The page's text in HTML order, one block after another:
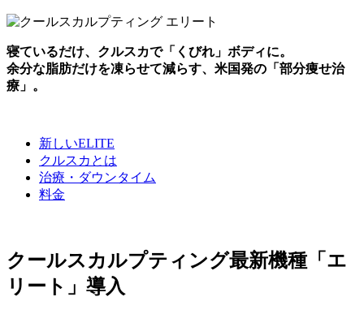
寝ているだけ、クルスカで「くびれ」ボディに。
余分な脂肪だけを凍らせて減らす、米国発の「部分痩せ治
療」。
新しいELITE
クルスカとは
治療・ダウンタイム
料金
クールスカルプティング最新機種「エ
リート」導入